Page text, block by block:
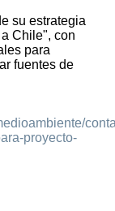
su estrategia
Chile", con
para
fuentes de
proyecto-